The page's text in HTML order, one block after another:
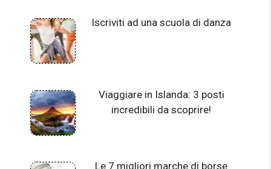
Iscriviti ad una scuola di danza
Viaggiare in Islanda: 3 posti
incredibili da scoprire!
Le 7 migliori marche di borse